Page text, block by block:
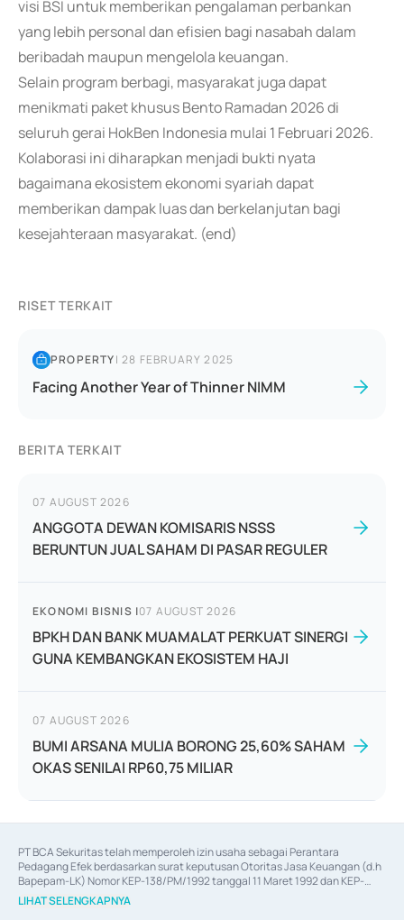
visi BSI untuk memberikan pengalaman perbankan
yang lebih personal dan efisien bagi nasabah dalam
beribadah maupun mengelola keuangan.
Selain program berbagi, masyarakat juga dapat
menikmati paket khusus Bento Ramadan 2026 di
seluruh gerai HokBen Indonesia mulai 1 Februari 2026.
Kolaborasi ini diharapkan menjadi bukti nyata
bagaimana ekosistem ekonomi syariah dapat
memberikan dampak luas dan berkelanjutan bagi
kesejahteraan masyarakat. (end)
RISET TERKAIT
PROPERTY|28 FEBRUARY 2025
Facing Another Year of Thinner NIMM
BERITA TERKAIT
07 AUGUST 2026
ANGGOTA DEWAN KOMISARIS NSSS
BERUNTUN JUAL SAHAM DI PASAR REGULER
EKONOMI BISNIS |07 AUGUST 2026
BPKH DAN BANK MUAMALAT PERKUAT SINERGI
GUNA KEMBANGKAN EKOSISTEM HAJI
07 AUGUST 2026
BUMI ARSANA MULIA BORONG 25,60% SAHAM
OKAS SENILAI RP60,75 MILIAR
PT BCA Sekuritas telah memperoleh izin usaha sebagai Perantara
Pedagang Efek berdasarkan surat keputusan Otoritas Jasa Keuangan (d.h
Bapepam-LK) Nomor KEP-138/PM/1992 tanggal 11 Maret 1992 dan KEP-
06/D.04/2014 tanggal 28 Februari 2014, izin usaha sebagai Penjamin Emisi
Efek berdasarkan surat keputusan Otoritas Jasa Keuangan Nomor KEP-
LIHAT SELENGKAPNYA